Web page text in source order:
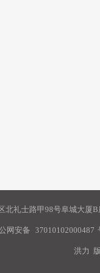
北礼士路甲98号阜城大厦
网安备 37010102000487
洪力